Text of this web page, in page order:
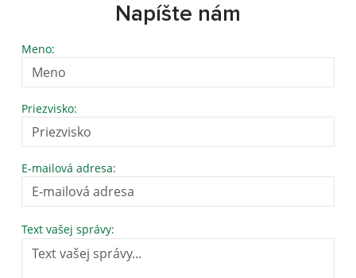
Napíšte nám
Meno:
Priezvisko:
E-mailová adresa:
Text vašej správy: